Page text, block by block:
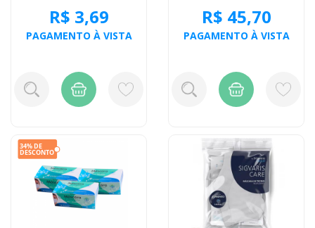
R$ 3,69
PAGAMENTO À VISTA
R$ 45,70
PAGAMENTO À VISTA